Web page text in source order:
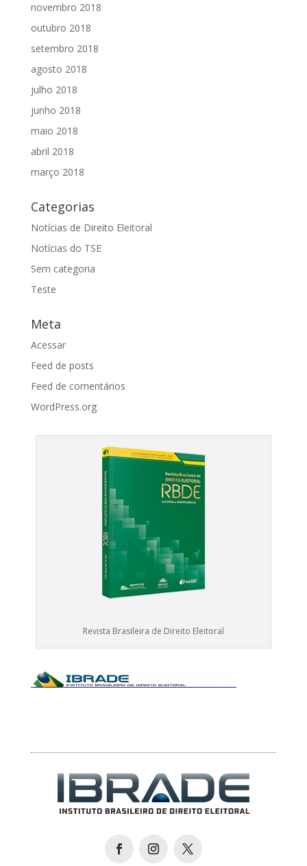
novembro 2018
outubro 2018
setembro 2018
agosto 2018
julho 2018
junho 2018
maio 2018
abril 2018
março 2018
Categorias
Notícias de Direito Eleitoral
Notícias do TSE
Sem categoria
Teste
Meta
Acessar
Feed de posts
Feed de comentários
WordPress.org
Revista Brasileira de Direito Eleitoral